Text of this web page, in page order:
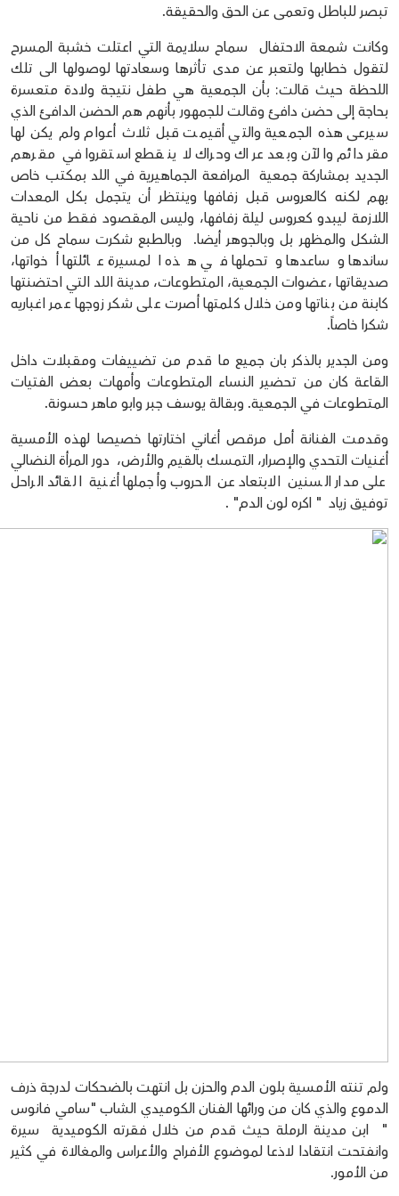
تبصر للباطل وتعمى عن الحق والحقيقة.
وكانت شمعة الاحتفال سماح سلايمة التي اعتلت خشبة المسرح
لتقول خطابها ولتعبر عن مدى تأثرها وسعادتها لوصولها الى تلك
اللحظة حيث قالت: بأن الجمعية هي طفل نتيجة ولادة متعسرة
بحاجة إلى حضن دافئ وقالت للجمهور بأنهم هم الحضن الدافئ الذي
سيرعى هذه الجمعية والتي أقيمت قبل ثلاث أعوام ولم يكن لها
مقر دائم والآن وبعد عراك وحراك لا ينقطع استقروا في مقرهم
الجديد بمشاركة جمعية المرافعة الجماهيرية في اللد بمكتب خاص
بهم لكنه كالعروس قبل زفافها وينتظر أن يتجمل بكل المعدات
اللازمة ليبدو كعروس ليلة زفافها، وليس المقصود فقط من ناحية
الشكل والمظهر بل وبالجوهر أيضا. وبالطبع شكرت سماح كل من
ساندها وساعدها وتحملها في هذه المسيرة عائلتها أخواتها،
صديقاتها ،عضوات الجمعية، المتطوعات، مدينة اللد التي احتضنتها
كابنة من بناتها ومن خلال كلمتها أصرت على شكر زوجها عمر اغباريه
شكرا خاصاً.
ومن الجدير بالذكر بان جميع ما قدم من تضييفات ومقبلات داخل
القاعة كان من تحضير النساء المتطوعات وأمهات بعض الفتيات
المتطوعات في الجمعية. وبقالة يوسف جبر وابو ماهر حسونة.
وقدمت الفنانة أمل مرقص أغاني اختارتها خصيصا لهذه الأمسية
أغنيات التحدي والإصرار، التمسك بالقيم والأرض، دور المرأة النضالي
على مدار السنين الابتعاد عن الحروب وأجملها أغنية القائد الراحل
توفيق زياد " اكره لون الدم" .
ولم تنته الأمسية بلون الدم والحزن بل انتهت بالضحكات لدرجة ذرف
الدموع والذي كان من ورائها الفنان الكوميدي الشاب "سامي فانوس
" ابن مدينة الرملة حيث قدم من خلال فقرته الكوميدية سيرة
وانفتحت انتقادا لاذعا لموضوع الأفراح والأعراس والمغالاة في كثير
من الأمور.